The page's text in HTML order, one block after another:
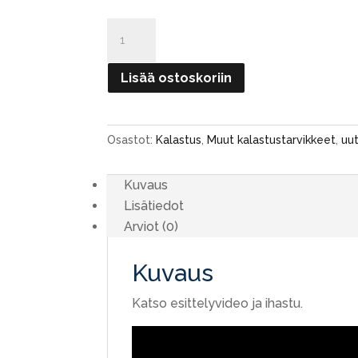
Jiff-
Fish
Kalastajan
määrä
Lisää ostoskoriin
Osastot:Kalastus ,Muut kalastustarvikkeet ,
Kuvaus
Lisätiedot
Arviot (0)
Kuvaus
Katso esittelyvideo ja ihastu.